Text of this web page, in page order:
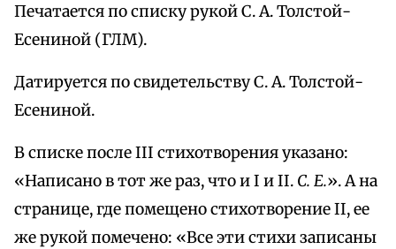
Печатается по списку рукой С. А. Толстой-
Есениной (ГЛМ).
Датируется по свидетельству С. А. Толстой-
Есениной.
В списке после III стихотворения указано:
«Написано в тот же раз, что и I и II. С. Е.». А на
странице, где помещено стихотворение II, ее
же рукой помечено: «Все эти стихи записаны